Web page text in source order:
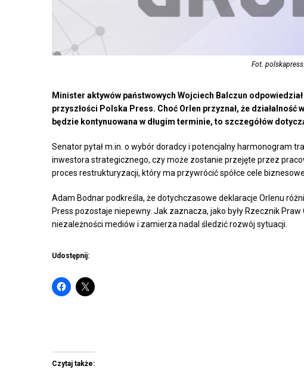
Fot.
Minister aktywów państwowych Wojciech Balczun
przyszłości Polska Press. Choć Orlen przyznał, że
będzie kontynuowana w długim terminie, to szczegółów
Senator pytał m.in. o wybór doradcy i potencjalny harmonogram
inwestora strategicznego, czy może zostanie przejęte przez
proces restrukturyzacji, który ma przywrócić spółce cele
Adam Bodnar podkreśla, że dotychczasowe deklaracje Orlenu
Press pozostaje niepewny. Jak zaznacza, jako były Rzecznik
niezależności mediów i zamierza nadal śledzić rozwój sytuacji.
Udostępnij:
Czytaj także: